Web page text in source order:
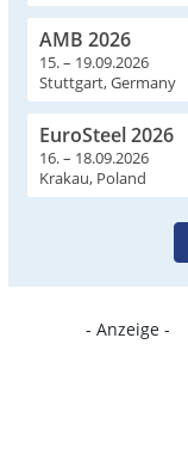
AMB 2026
15. – 19.09.2026
Stuttgart, Germany
EuroSteel 2026
16. – 18.09.2026
Krakau, Poland
- Anzeige -